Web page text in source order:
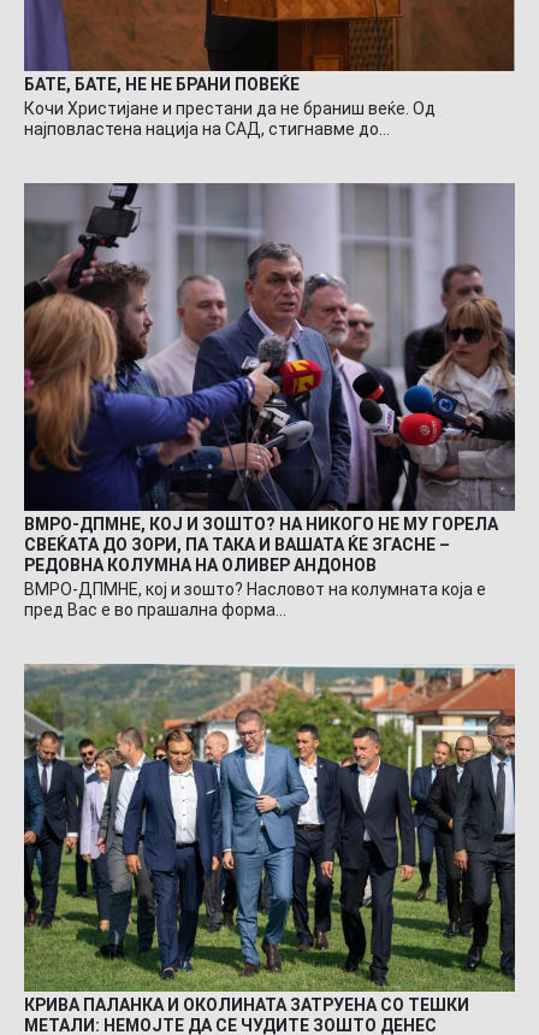
БАТЕ, БАТЕ, НЕ НЕ БРАНИ ПОВЕЌЕ
Кочи Христијане и престани да не браниш веќе. Од
најповластена нација на САД, стигнавме до…
ВМРО-ДПМНЕ, КОЈ И ЗОШТО? НА НИКОГО НЕ МУ ГОРЕЛА
СВЕЌАТА ДО ЗОРИ, ПА ТАКА И ВАШАТА ЌЕ ЗГАСНЕ –
РЕДОВНА КОЛУМНА НА ОЛИВЕР АНДОНОВ
ВМРО-ДПМНЕ, кој и зошто? Насловот на колумната која е
пред Вас е во прашална форма…
КРИВА ПАЛАНКА И ОКОЛИНАТА ЗАТРУЕНА СО ТЕШКИ
МЕТАЛИ: НЕМОЈТЕ ДА СЕ ЧУДИТЕ ЗОШТО ДЕНЕС